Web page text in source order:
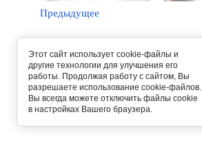
Предыдущее
Вернуться в галерею
Этот сайт использует cookie-файлы и
другие технологии для улучшения его
работы. Продолжая работу с сайтом, Вы
разрешаете использование cookie-файлов.
Вы всегда можете отключить файлы cookie
в настройках Вашего браузера.